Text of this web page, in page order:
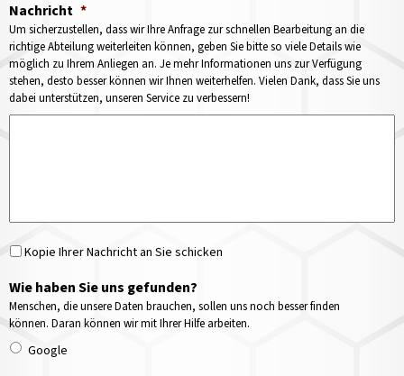
Nachricht *
Um sicherzustellen, dass wir Ihre Anfrage zur schnellen Bearbeitung an die
richtige Abteilung weiterleiten können, geben Sie bitte so viele Details wie
möglich zu Ihrem Anliegen an. Je mehr Informationen uns zur Verfügung
stehen, desto besser können wir Ihnen weiterhelfen. Vielen Dank, dass Sie uns
dabei unterstützen, unseren Service zu verbessern!
Kopie Ihrer Nachricht an Sie schicken
Wie haben Sie uns gefunden?
Menschen, die unsere Daten brauchen, sollen uns noch besser finden
können. Daran können wir mit Ihrer Hilfe arbeiten.
Google